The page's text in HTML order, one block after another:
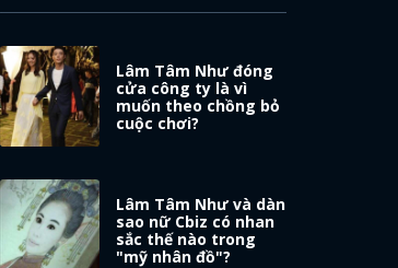
Lâm Tâm Như đóng
cửa công ty là vì
muốn theo chồng bỏ
cuộc chơi?
Lâm Tâm Như và dàn
sao nữ Cbiz có nhan
sắc thế nào trong
"mỹ nhân đồ"?